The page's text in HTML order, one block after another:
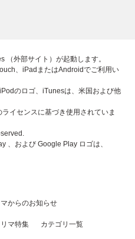
（外部サイト）が起動します。
、iPadまたはAndroidでご利用い
のロゴ、iTunesは、米国および他
イセンスに基づき使用されていま
、および Google Play ロゴは、
からのお知らせ
マ特集 カテゴリ一覧